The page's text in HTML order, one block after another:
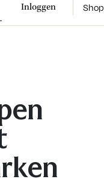
Inloggen Shop